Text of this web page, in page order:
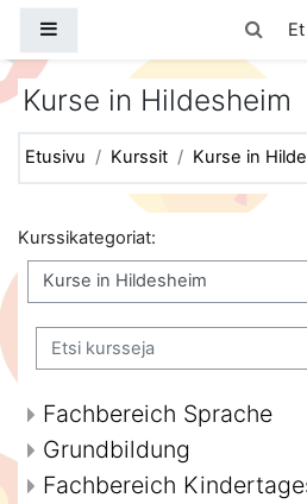
Kurse in Hildesheim
Etusivu Kurssit Kurse in
Kurssikategoriat:
Etsi kursseja
Fachbereich Sprache
Grundbildung
Fachbereich